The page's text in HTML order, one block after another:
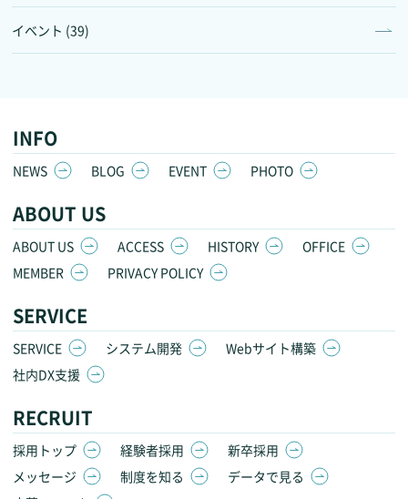
イベント (39)
INFO
NEWS BLOG EVENT PHOTO
ABOUT US
ABOUT US ACCESS HISTORY
OFFICE
MEMBER
PRIVACY POLICY
SERVICE
SERVICE システム開発
Webサイト構築
社内DX支援
RECRUIT
採用トップ 経験者採用
新卒採用
メッセージ
制度を知る
データで見る